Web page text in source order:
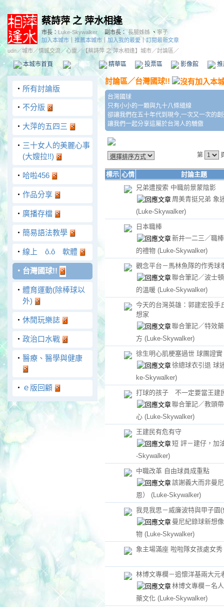
蔡詩萍 之 萍水相逢
市長： Luke-Skywalker 副市長： 長腿姊姊 、 寧子
加入本城市
推薦本城市 加入我的最愛 ｜訂閱最新文章
udn／城市／情感交流／心靈 ／ 【蔡詩萍 之 萍水相逢】城市／討論區／
本城市首頁 討論區 精華區 投票區 影像館
‧ 所有討論版
‧ 不分版
‧ 大萍的五四三
‧ 三十女人的美麗心事
(大嫂拉!!)
‧ 哈啦456
‧ 作品分享
‧ 廣播存檔
‧ 簡易語法教學
‧ 線上 ô.ô 軟體
‧ 台灣國球!!
‧ 體育運動(除棒球以
外)
‧ 休閒玩樂誌
‧ 政治口水戰
‧ 醫療、醫學與健康
‧ ｅ版回顧
討論區／台灣國球!!
台灣國球
只有小小的一顆與九十八條縫線
卻讓我們在五十年代到現今,一次又一次的
讓我們一起分享這屬於台灣人的驕傲
第
標示 心情
討論主題
兄弟遭搜索 中職前景蒙陰影
周美青挺兄弟 象
(Luke-Skywalker)
日本職棒
新井一二三／職
的禮物 (Luke-Skywalker)
觀念平台－馬林魚隊的作秀球
聯合筆記／波士
的溫暖 (Luke-Skywalker)
今天的台灣英雄：郭建宏投手
想家
聯合筆記／特效
方 (Luke-Skywalker)
徐生明心肌梗塞過世 球團證實
徐總球衣引退 球
ke-Skywalker)
打球的孩子 不一定要當王建
聯合筆記／教頭
心 (Luke-Skywalker)
王建民有危有守
短 評－建仔，加
-Skywalker)
中職改革 自由球員成重點
該謝義大而非曼
恩） (Luke-Skywalker)
我見我思－威廉波特與甲子園(
曼尼紀錄球新想
物 (Luke-Skywalker)
象主場滿座 啦啦隊女孩處女秀
林博文專欄－追懷洋基兩大元
林博文專欄－名
藥文化 (Luke-Skywalker)